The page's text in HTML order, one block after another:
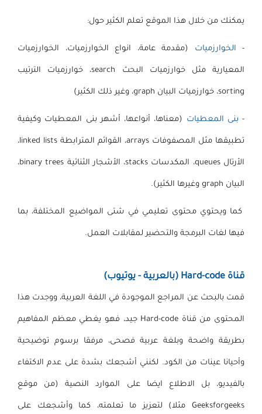
يمكنك من خلال هذا الموقع تعلم الكثير حول:
- الخوارزميات (مقدمة عامة، انواع الخوارزميات، الخوارزميات
المعيارية مثل خوارزميات البحث search، خوارزميات الترتيب
sorting، خوارزميات البيان graph، وغير ذلك الكثير)
- بنى المعطيات (معناها، أنواعها، أشهر بنى المعطيات وكيفية
تطبيقها مثل المصفوفات arrays، القوائم المترابطة linked lists،
الأرتال queues، المكدسات stacks، الأشجار الثنائية binary trees،
البيان graph وغيرها الكثير).
كما ويحتوي محتوى تعليمي في شتى المواضيع المختلفة، بما
فيها لغات البرمجة والتحضير لمقابلات العمل.
قناة Hard-code (بالعربية - يوتيوب)
قمت بالبحث عن المراجع الموجودة في اللغة العربية، ووجدت هذا
المحتوى من قناة Hard-code جيد، فهو يغطي معظم المفاهيم
بطريقة واضحة وبلغة عربية فصحى، مرفقا برسوم توضيحية
وأحيانا عينات من الكود. لكنني أشجعك بشدة على عدم الاكتفاء
بالفيديو، بل الاطلاع ايضا على الموارد النصية (من موقع
Geeksforgeeks مثلا) لتعزيز ما تعلمته، كما وأشجعك على